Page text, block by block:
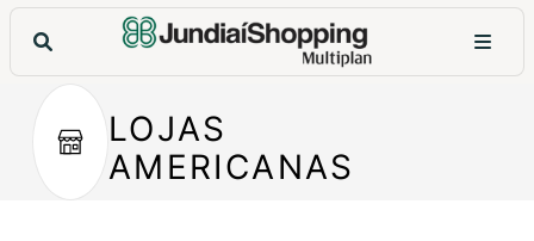
LOJAS
AMERICANAS